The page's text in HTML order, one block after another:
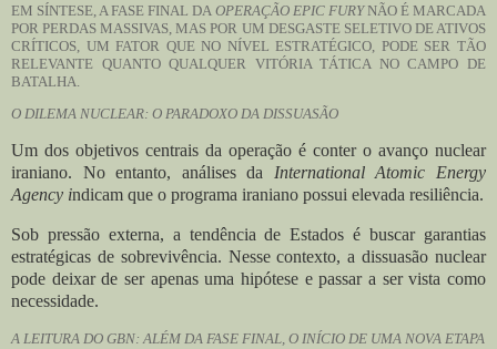
EM SÍNTESE, A FASE FINAL DA OPERAÇÃO EPIC FURYNÃO É MARCADA
POR PERDAS MASSIVAS, MAS POR UM DESGASTE SELETIVO DE ATIVOS
CRÍTICOS, UM FATOR QUE NO NÍVEL ESTRATÉGICO, PODE SER TÃO
RELEVANTE QUANTO QUALQUER VITÓRIA TÁTICA NO CAMPO DE
BATALHA.
O DILEMA NUCLEAR: O PARADOXO DA DISSUASÃO
Um dos objetivos centrais da operação é conter o avanço nuclear
iraniano. No entanto, análises da International Atomic Energy
Agency indicam que o programa iraniano possui elevada resiliência.
Sob pressão externa, a tendência de Estados é buscar garantias
estratégicas de sobrevivência. Nesse contexto, a dissuasão nuclear
pode deixar de ser apenas uma hipótese e passar a ser vista como
necessidade.
A LEITURA DO GBN: ALÉM DA FASE FINAL, O INÍCIO DE UMA NOVA ETAPA